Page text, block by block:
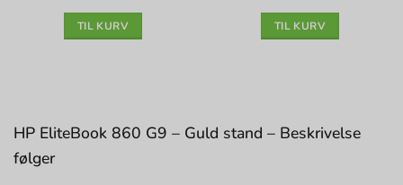
TIL KURV TIL KURV
HP EliteBook 860 G9 – Guld stand – Beskrivelse
følger